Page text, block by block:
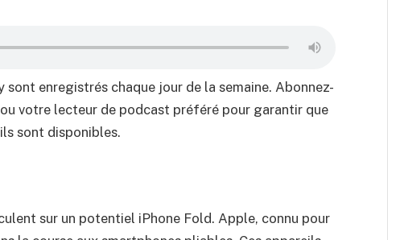
enregistrés chaque jour de la semaine. Abonnez-
votre lecteur de podcast préféré pour garantir que
sont disponibles.
sur un potentiel iPhone Fold. Apple, connu pour